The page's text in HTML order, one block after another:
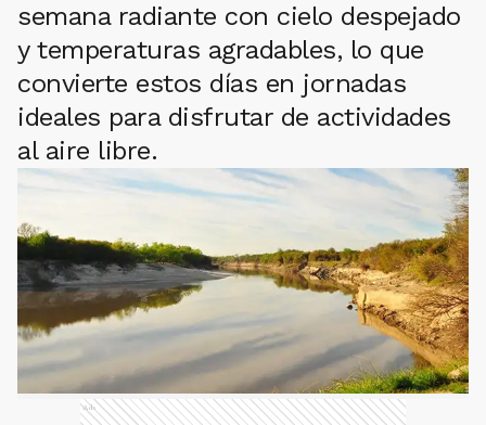
semana radiante con cielo despejado
y temperaturas agradables, lo que
convierte estos días en jornadas
ideales para disfrutar de actividades
al aire libre.
Ads